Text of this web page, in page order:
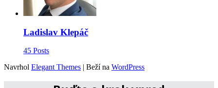
Ladislav Klepáč
45 Posts
Navrhol Elegant Themes | Beží na WordPress